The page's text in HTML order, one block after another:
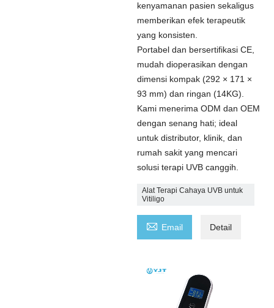
kenyamanan pasien sekaligus
memberikan efek terapeutik
yang konsisten.
Portabel dan bersertifikasi CE,
mudah dioperasikan dengan
dimensi kompak (292 × 171 ×
93 mm) dan ringan (14KG).
Kami menerima ODM dan OEM
dengan senang hati; ideal
untuk distributor, klinik, dan
rumah sakit yang mencari
solusi terapi UVB canggih.
Alat Terapi Cahaya UVB untuk
Vitiligo
 Email Detail